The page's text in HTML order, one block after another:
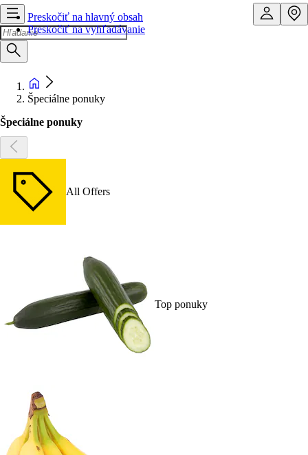
Preskočiť na hlavný obsah
Preskočiť na vyhľadávanie
Špeciálne ponuky
Špeciálne ponuky
All Offers
Top ponuky